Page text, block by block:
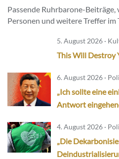
Passende Ruhrbarone-
Personen und weitere Treffer im
5. August 2026 ·
This Will Destroy
6. August 2026 ·
„Ich sollte eine
Antwort
4. August 2026 ·
„Die